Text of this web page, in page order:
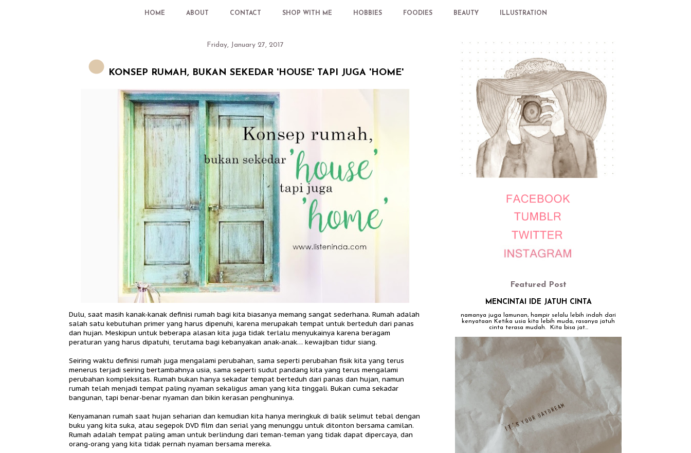
HOME ABOUT CONTACT SHOP WITH ME HOBBIES FOODIES BEAUTY ILLUSTRATION
Friday, January 27, 2017
KONSEP RUMAH, BUKAN SEKEDAR 'HOUSE' TAPI JUGA 'HOME'
Dulu, saat masih kanak-kanak definisi rumah bagi kita biasanya memang sangat sederhana. Rumah adalah
salah satu kebutuhan primer yang harus dipenuhi, karena merupakah tempat untuk berteduh dari panas
dan hujan. Meskipun untuk beberapa alasan kita juga tidak terlalu menyukainya karena beragam
peraturan yang harus dipatuhi, terutama bagi kebanyakan anak-anak… kewajiban tidur siang.
Seiring waktu definisi rumah juga mengalami perubahan, sama seperti perubahan fisik kita yang terus
menerus terjadi seiring bertambahnya usia, sama seperti sudut pandang kita yang terus mengalami
perubahan kompleksitas. Rumah bukan hanya sekadar tempat berteduh dari panas dan hujan, namun
rumah telah menjadi tempat paling nyaman sekaligus aman yang kita tinggali. Bukan cuma sekadar
bangunan, tapi benar-benar nyaman dan bikin kerasan penghuninya.
Kenyamanan rumah saat hujan seharian dan kemudian kita hanya meringkuk di balik selimut tebal dengan
buku yang kita suka, atau segepok DVD film dan serial yang menunggu untuk ditonton bersama camilan.
Rumah adalah tempat paling aman untuk berlindung dari teman-teman yang tidak dapat dipercaya, dan
orang-orang yang kita tidak pernah nyaman bersama mereka.
Featured Post
MENCINTAI IDE JATUH CINTA
namanya juga lamunan, hampir selalu lebih indah dari
kenyataan Ketika usia kita lebih muda, rasanya jatuh
cinta terasa mudah. Kita bisa jat...